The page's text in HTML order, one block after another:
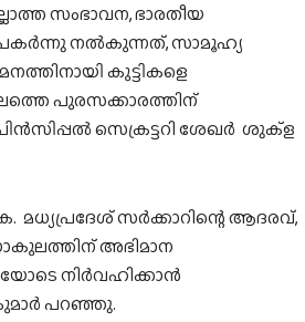
സംഭാവന, ഭാരതീയ
പകര്‍ന്നു നല്‍കുന്നത്, സാമൂഹ്യ
കുട്ടികളെ
പുരസക്കാരത്തിന്
സെക്രട്ടറി ശേഖര്‍ ശുക്ള
സര്‍ക്കാറിന്റെ ആദരവ്,
അഭിമാന
നിര്‍വഹിക്കാന്‍
പറഞ്ഞു.